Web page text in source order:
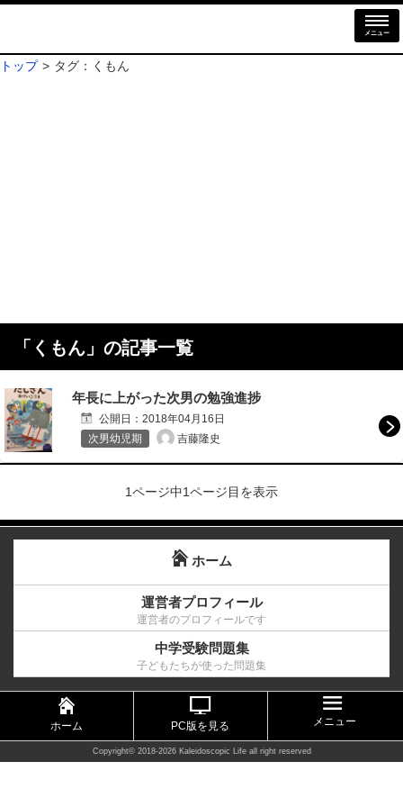
メニュー
トップ タグ：くもん
「 くもん 」の記事一覧
年長に上がった次男の勉強進捗
公開日： 2018年04月16日
次男幼児期
吉藤隆史
1ページ中1ページ目を表示
ホーム
運営者プロフィール
運営者のプロフィールです
中学受験問題集
子どもたちが使った問題集
ホーム PC版を見る メニュー
Copyright© 2018-2026 Kaleidoscopic Lifeall right reserved